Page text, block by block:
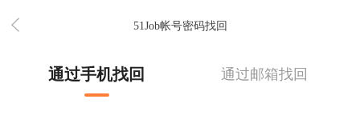
51Job帐号密码找回
通过手机找回 通过邮箱找回